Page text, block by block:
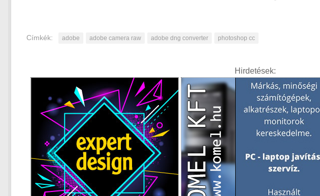
Címkék: adobe adobe camera raw adobe dng converter photoshop cc
Hirdetések: